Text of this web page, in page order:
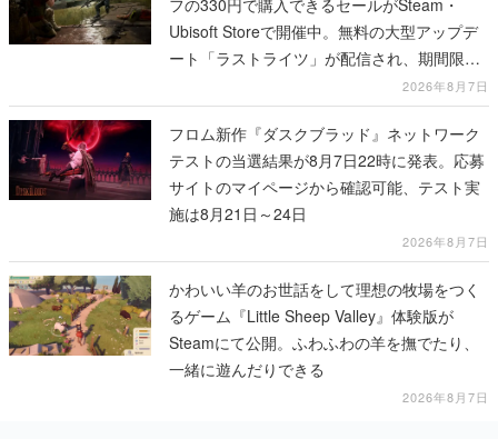
2026年8月7日
フロム新作『ダスクブラッド』ネットワーク
テストの当選結果が8月7日22時に発表。応募
サイトのマイページから確認可能、テスト実
施は8月21日～24日
2026年8月7日
かわいい羊のお世話をして理想の牧場をつく
るゲーム『Little Sheep Valley』体験版が
Steamにて公開。ふわふわの羊を撫でたり、
一緒に遊んだりできる
2026年8月7日
カテゴリーピックアップ